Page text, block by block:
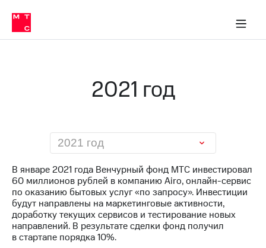
Медиа-центр
и акционерам
Устойчивое развитие
Комплаенс и деловая этика
компании
Руководство
Правовая
информация
Контакты
Медиа-центр
МТС
о технологиях
2021 год
2021 год
В январе 2021 года Венчурный фонд МТС инвестировал
60 миллионов рублей в компанию Airo, онлайн-сервис
по оказанию бытовых услуг «по запросу». Инвестиции
будут направлены на маркетинговые активности,
доработку текущих сервисов и тестирование новых
направлений. В результате сделки фонд получил
в стартапе порядка 10%.